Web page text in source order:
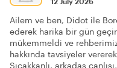
Ailem ve ben, Didot ile
ederek harika bir gün
mükemmeldi ve
hakkında tavsiyeler
Sıcakkanlı, arkadaş